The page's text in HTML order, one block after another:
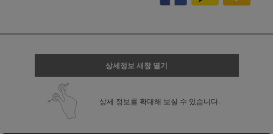
상세정보 새창 열기
상세 정보를 확대해 보실 수 있습니다.